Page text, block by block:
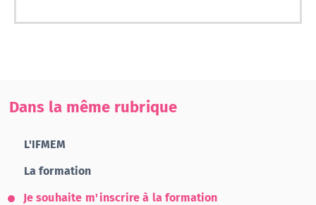
Dans la même rubrique
L'IFMEM
La formation
Je souhaite m'inscrire à la formation